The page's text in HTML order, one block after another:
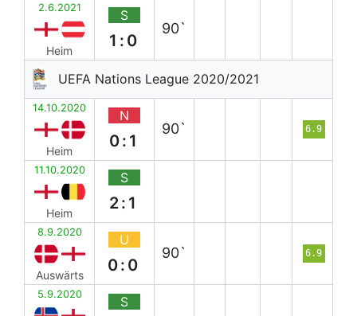
2.6.2021
Heim
S
1:0
90`
UEFA Nations League 2020/2021
14.10.2020
Heim
N
0:1
90` 6.9
11.10.2020
Heim
S
2:1
8.9.2020
Auswärts
U
0:0
90` 6.9
5.9.2020 S